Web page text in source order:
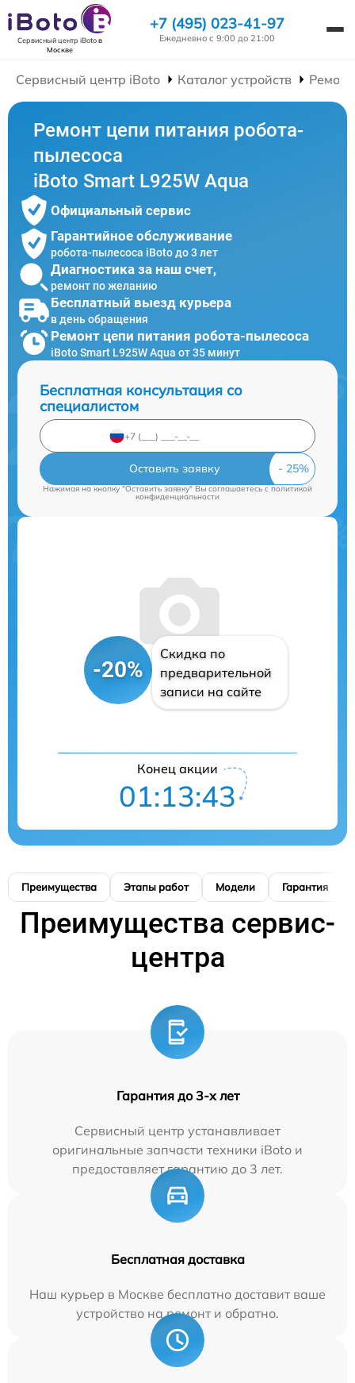
Сервисный центр iBotoв
Москве
+7 (495) 023-41-97
Ежедневно с 9:00 до 21:00
Сервисный центр iBoto Каталог устройств
Ремонт цепи питания робота-
пылесоса
iBoto Smart L925W Aqua
Официальный сервис
Гарантийное обслуживание
робота-пылесоса iBoto до 3 лет
Диагностика за наш счет,
ремонт по желанию
Бесплатный выезд курьера
в день обращения
Ремонт цепи питания робота-пылесоса
iBoto Smart L925W Aqua от 35 минут
Бесплатная консультация со
специалистом
Оставить заявку
Нажимая на кнопку "Оставить заявку" Вы соглашаетесь c политикой
конфиденциальности
-20%
Скидка по
предварительной
записи на сайте
Конец акции
01:13:42
Преимущества Этапы работ Модели Гарантия
Преимущества сервис-
центра
Гарантия до 3-х лет
Сервисный центр устанавливает
оригинальные запчасти техники iBoto и
предоставляет гарантию до 3 лет.
Бесплатная доставка
Наш курьер в Москве бесплатно доставит ваше
устройство на ремонт и обратно.